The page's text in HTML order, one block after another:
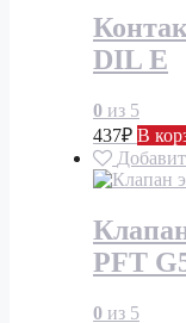
DIL Е
0 из 5
437₽ В
PFT
0 из 5